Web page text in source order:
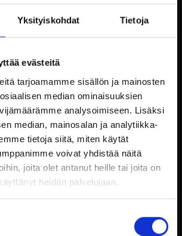
Yksityiskohdat Tietoja
evästeitä
tarjoamamme sisällön ja mainosten
median ominaisuuksien
analysoimiseen. Lisäksi
median, mainosalan ja analytiikka-
tietoja siitä, miten käytät
voivat yhdistää näitä
joita olet antanut heille tai joita on
heidän palvelujaan.
8.5.2022
/ 13:30 / 16:00 (Bordsreservations
pocherat ägg och
de blanc sås, säsongens